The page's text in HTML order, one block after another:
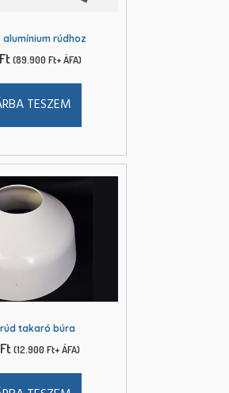
rúdhoz
Ft(89.900Ft+ ÁFA)
TESZEM
takaró búra
Ft(12.900Ft+ ÁFA)